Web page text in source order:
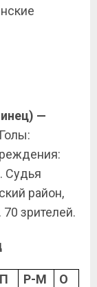
—
Голы:
Судья
район,
зрителей.
П Р-М О